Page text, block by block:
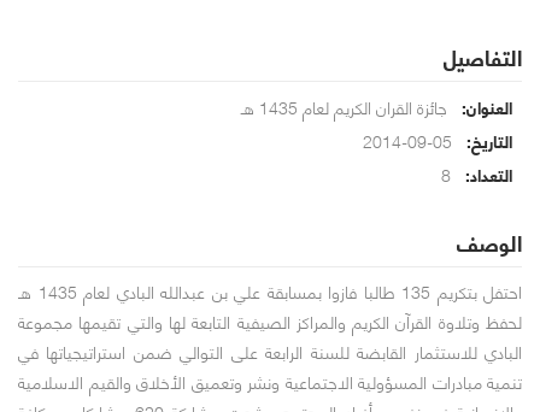
التفاصيل
العنوان: جائزة القران الكريم لعام 1435 هـ
التاريخ: 05-09-2014
التعداد: 8
الوصف
احتفل بتكريم 135 طالبا فازوا بمسابقة علي بن عبدالله البادي لعام 1435 هـ
لحفظ وتلاوة القرآن الكريم والمراكز الصيفية التابعة لها والتي تقيمها مجموعة
البادي للاستثمار القابضة للسنة الرابعة على التوالي ضمن استراتيجياتها في
تنمية مبادرات المسؤولية الاجتماعية ونشر وتعميق الأخلاق والقيم الاسلامية